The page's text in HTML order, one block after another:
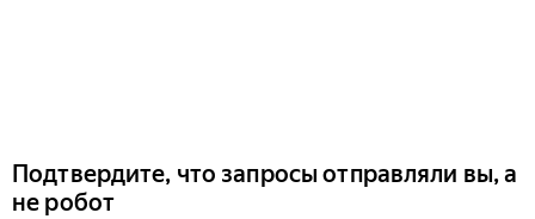
Подтвердите, что запросы отправляли вы, а
не робот